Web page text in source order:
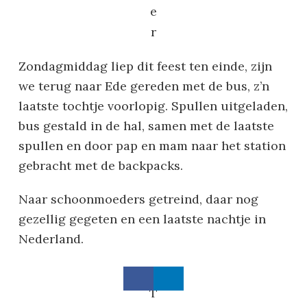
e
r
Zondagmiddag liep dit feest ten einde, zijn
we terug naar Ede gereden met de bus, z’n
laatste tochtje voorlopig. Spullen uitgeladen,
bus gestald in de hal, samen met de laatste
spullen en door pap en mam naar het station
gebracht met de backpacks.
Naar schoonmoeders getreind, daar nog
gezellig gegeten en een laatste nachtje in
Nederland.
T